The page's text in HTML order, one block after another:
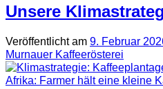
Unsere
Veröffentlicht am 9. Februar
Murnauer Kaffeerösterei